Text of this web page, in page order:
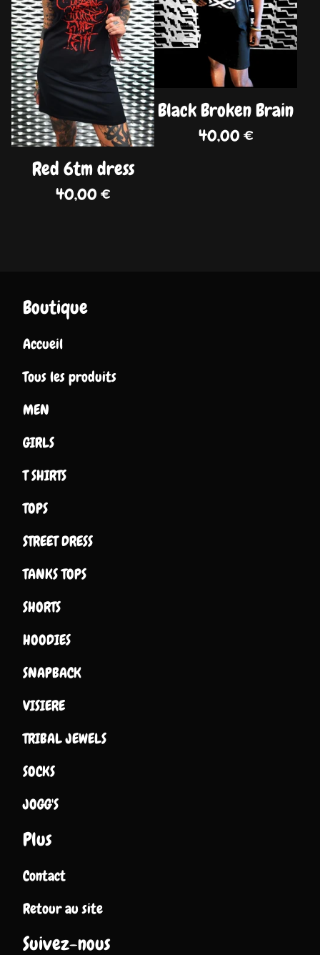
Red 6tm dress
40,00€
Black Broken Brain
40,00€
Boutique
Accueil
Tous les produits
MEN
GIRLS
T SHIRTS
TOPS
STREET DRESS
TANKS TOPS
SHORTS
HOODIES
SNAPBACK
VISIERE
TRIBAL JEWELS
SOCKS
JOGG'S
Plus
Contact
Retour au site
Suivez-nous